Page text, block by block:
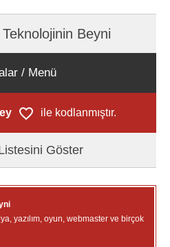
Beyni
/ Menü
ile kodlanmıştır.
Göster
yazılım, oyun, webmaster ve birçok